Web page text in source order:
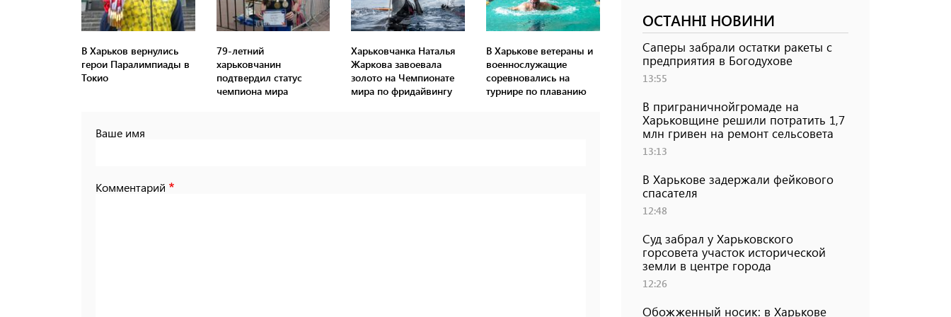
В Харьков вернулись
герои Паралимпиады в
Токио
79-летний
харьковчанин
подтвердил статус
чемпиона мира
Харьковчанка Наталья
Жаркова завоевала
золото на Чемпионате
мира по фридайвингу
В Харькове ветераны и
военнослужащие
соревновались на
турнире по плаванию
Ваше имя
Комментарий
ОСТАННІ НОВИНИ
Саперы забрали остатки ракеты с
предприятия в Богодухове
13:55
В приграничнойгромаде на
Харьковщине решили потратить 1,7
млн ​​гривен на ремонт сельсовета
13:13
В Харькове задержали фейкового
спасателя
12:48
Суд забрал у Харьковского
горсовета участок исторической
земли в центре города
12:26
Обожженный носик: в Харькове